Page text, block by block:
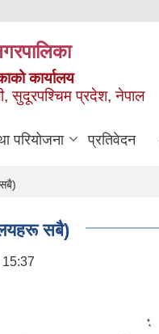
कार्यालय
सुदूरपश्चिम प्रदेश, नेपाल
परियोजना प्रतिवेदन
सबै)